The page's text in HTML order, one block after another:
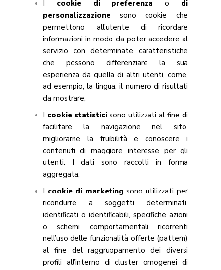
I cookie di preferenza o di
personalizzazionesono cookie che
permettono all’utente di ricordare
informazioni in modo da poter accedere al
servizio con determinate caratteristiche
che possono differenziare la sua
esperienza da quella di altri utenti, come,
ad esempio, la lingua, il numero di risultati
da mostrare;
I cookie statistici sono utilizzati al fine di
facilitare la navigazione nel sito,
migliorarne la fruibilità e conoscere i
contenuti di maggiore interesse per gli
utenti. I dati sono raccolti in forma
aggregata;
I cookie di marketing sono utilizzati per
ricondurre a soggetti determinati,
identificati o identificabili, specifiche azioni
o schemi comportamentali ricorrenti
nell’uso delle funzionalità offerte (pattern)
al fine del raggruppamento dei diversi
profili all’interno di cluster omogenei di